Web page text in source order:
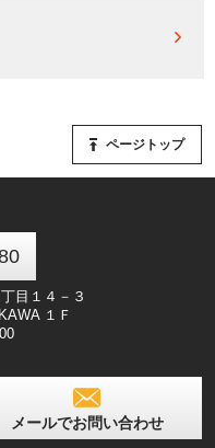
ページトップ
目１４－３
１Ｆ
メールでお問い合わせ